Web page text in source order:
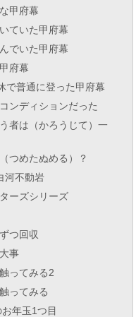
甲府幕
ていた甲府幕
でいた甲府幕
府幕
で普通に登った甲府幕
ンディションだった
者は（かろうじて）一
つめたぬめる）？
河不動岩
ーズシリーズ
つ回収
事
ってみる2
ってみる
年玉1つ目